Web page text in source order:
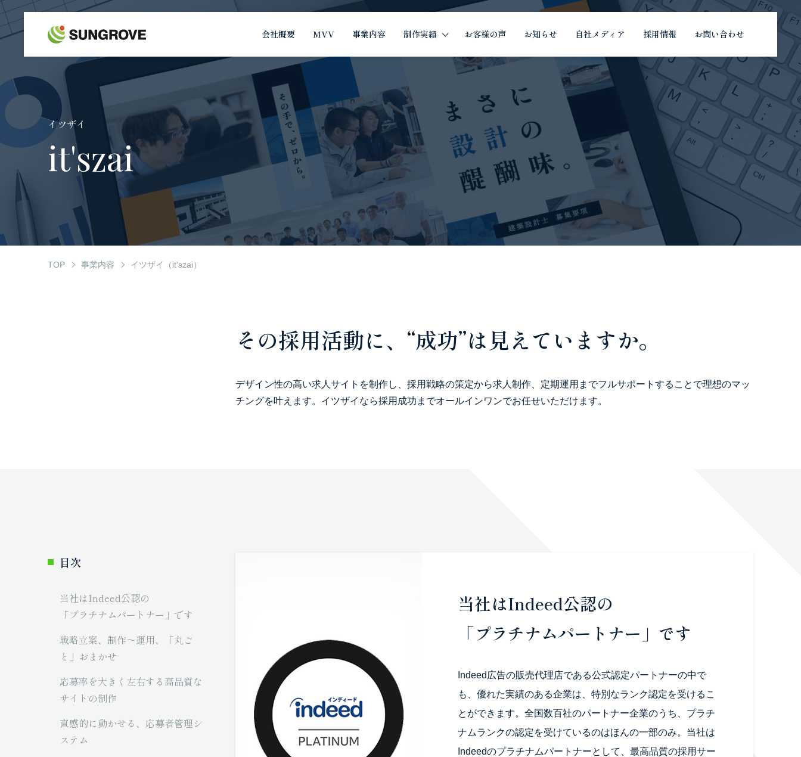
会社概要 MVV 事業内容 制作実績
イツザイ制作実績
お客様の声 お知らせ 自社メディア 採用情報 お問い合わせ
イツザイ
it'szai
TOP 事業内容 イツザイ（it'szai）
その採用活動に、“成功”は見えていますか。
デザイン性の高い求人サイトを制作し、採用戦略の策定から求人制作、定期運用までフルサポートすることで理想のマッ
チングを叶えます。イツザイなら採用成功までオールインワンでお任せいただけます。
目次
当社はIndeed公認の
「プラチナムパートナー」です
戦略立案、制作～運用、「丸ご
と」おまかせ
応募率を大きく左右する高品質な
サイトの制作
直感的に動かせる、応募者管理シ
ステム
当社はIndeed公認の
「プラチナムパートナー」です
Indeed広告の販売代理店である公式認定パートナーの中で
も、優れた実績のある企業は、特別なランク認定を受けるこ
とができます。全国数百社のパートナー企業のうち、プラチ
ナムランクの認定を受けているのはほんの一部のみ。当社は
Indeedのプラチナムパートナーとして、最高品質の採用サー
サングローブについて
事業内容
制作実績
お客様の声
自社メディア